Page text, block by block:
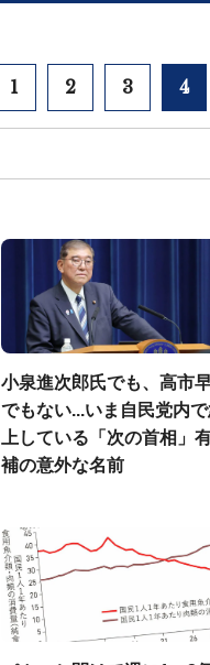
1 2 3 4
小泉進次郎氏でも、高市
でもない...いま自民党内
上している「次の首相」
補の意外な名前